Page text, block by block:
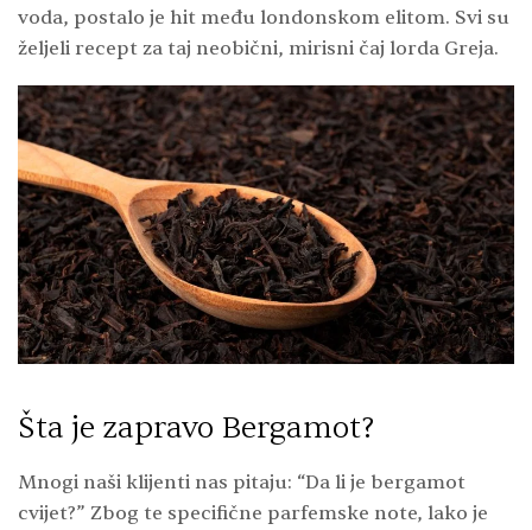
voda, postalo je hit među londonskom elitom. Svi su
željeli recept za taj neobični, mirisni čaj lorda Greja.
Šta je zapravo Bergamot?
Mnogi naši klijenti nas pitaju: “Da li je bergamot
cvijet?” Zbog te specifične parfemske note, lako je